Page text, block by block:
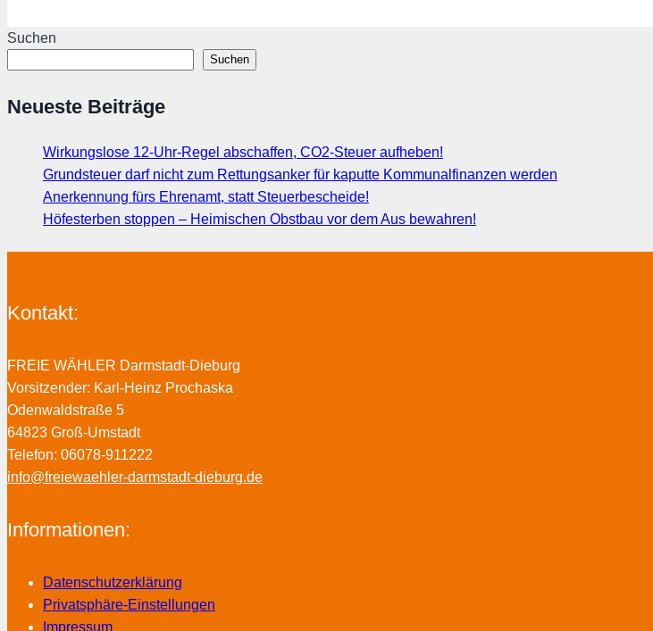
Suchen
Suchen
Neueste Beiträge
Wirkungslose 12-Uhr-Regel abschaffen, CO2-Steuer aufheben!
Grundsteuer darf nicht zum Rettungsanker für kaputte Kommunalfinanzen werden
Anerkennung fürs Ehrenamt, statt Steuerbescheide!
Höfesterben stoppen – Heimischen Obstbau vor dem Aus bewahren!
Kontakt:
FREIE WÄHLER Darmstadt-Dieburg
Vorsitzender: Karl-Heinz Prochaska
Odenwaldstraße 5
64823 Groß-Umstadt
Telefon: 06078-911222
info@freiewaehler-darmstadt-dieburg.de
Informationen:
Datenschutzerklärung
Privatsphäre-Einstellungen
Impressum